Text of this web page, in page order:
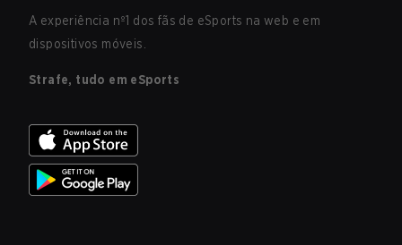
A experiência nº1 dos fãs de eSports na web e em
dispositivos móveis.
Strafe, tudo em eSports